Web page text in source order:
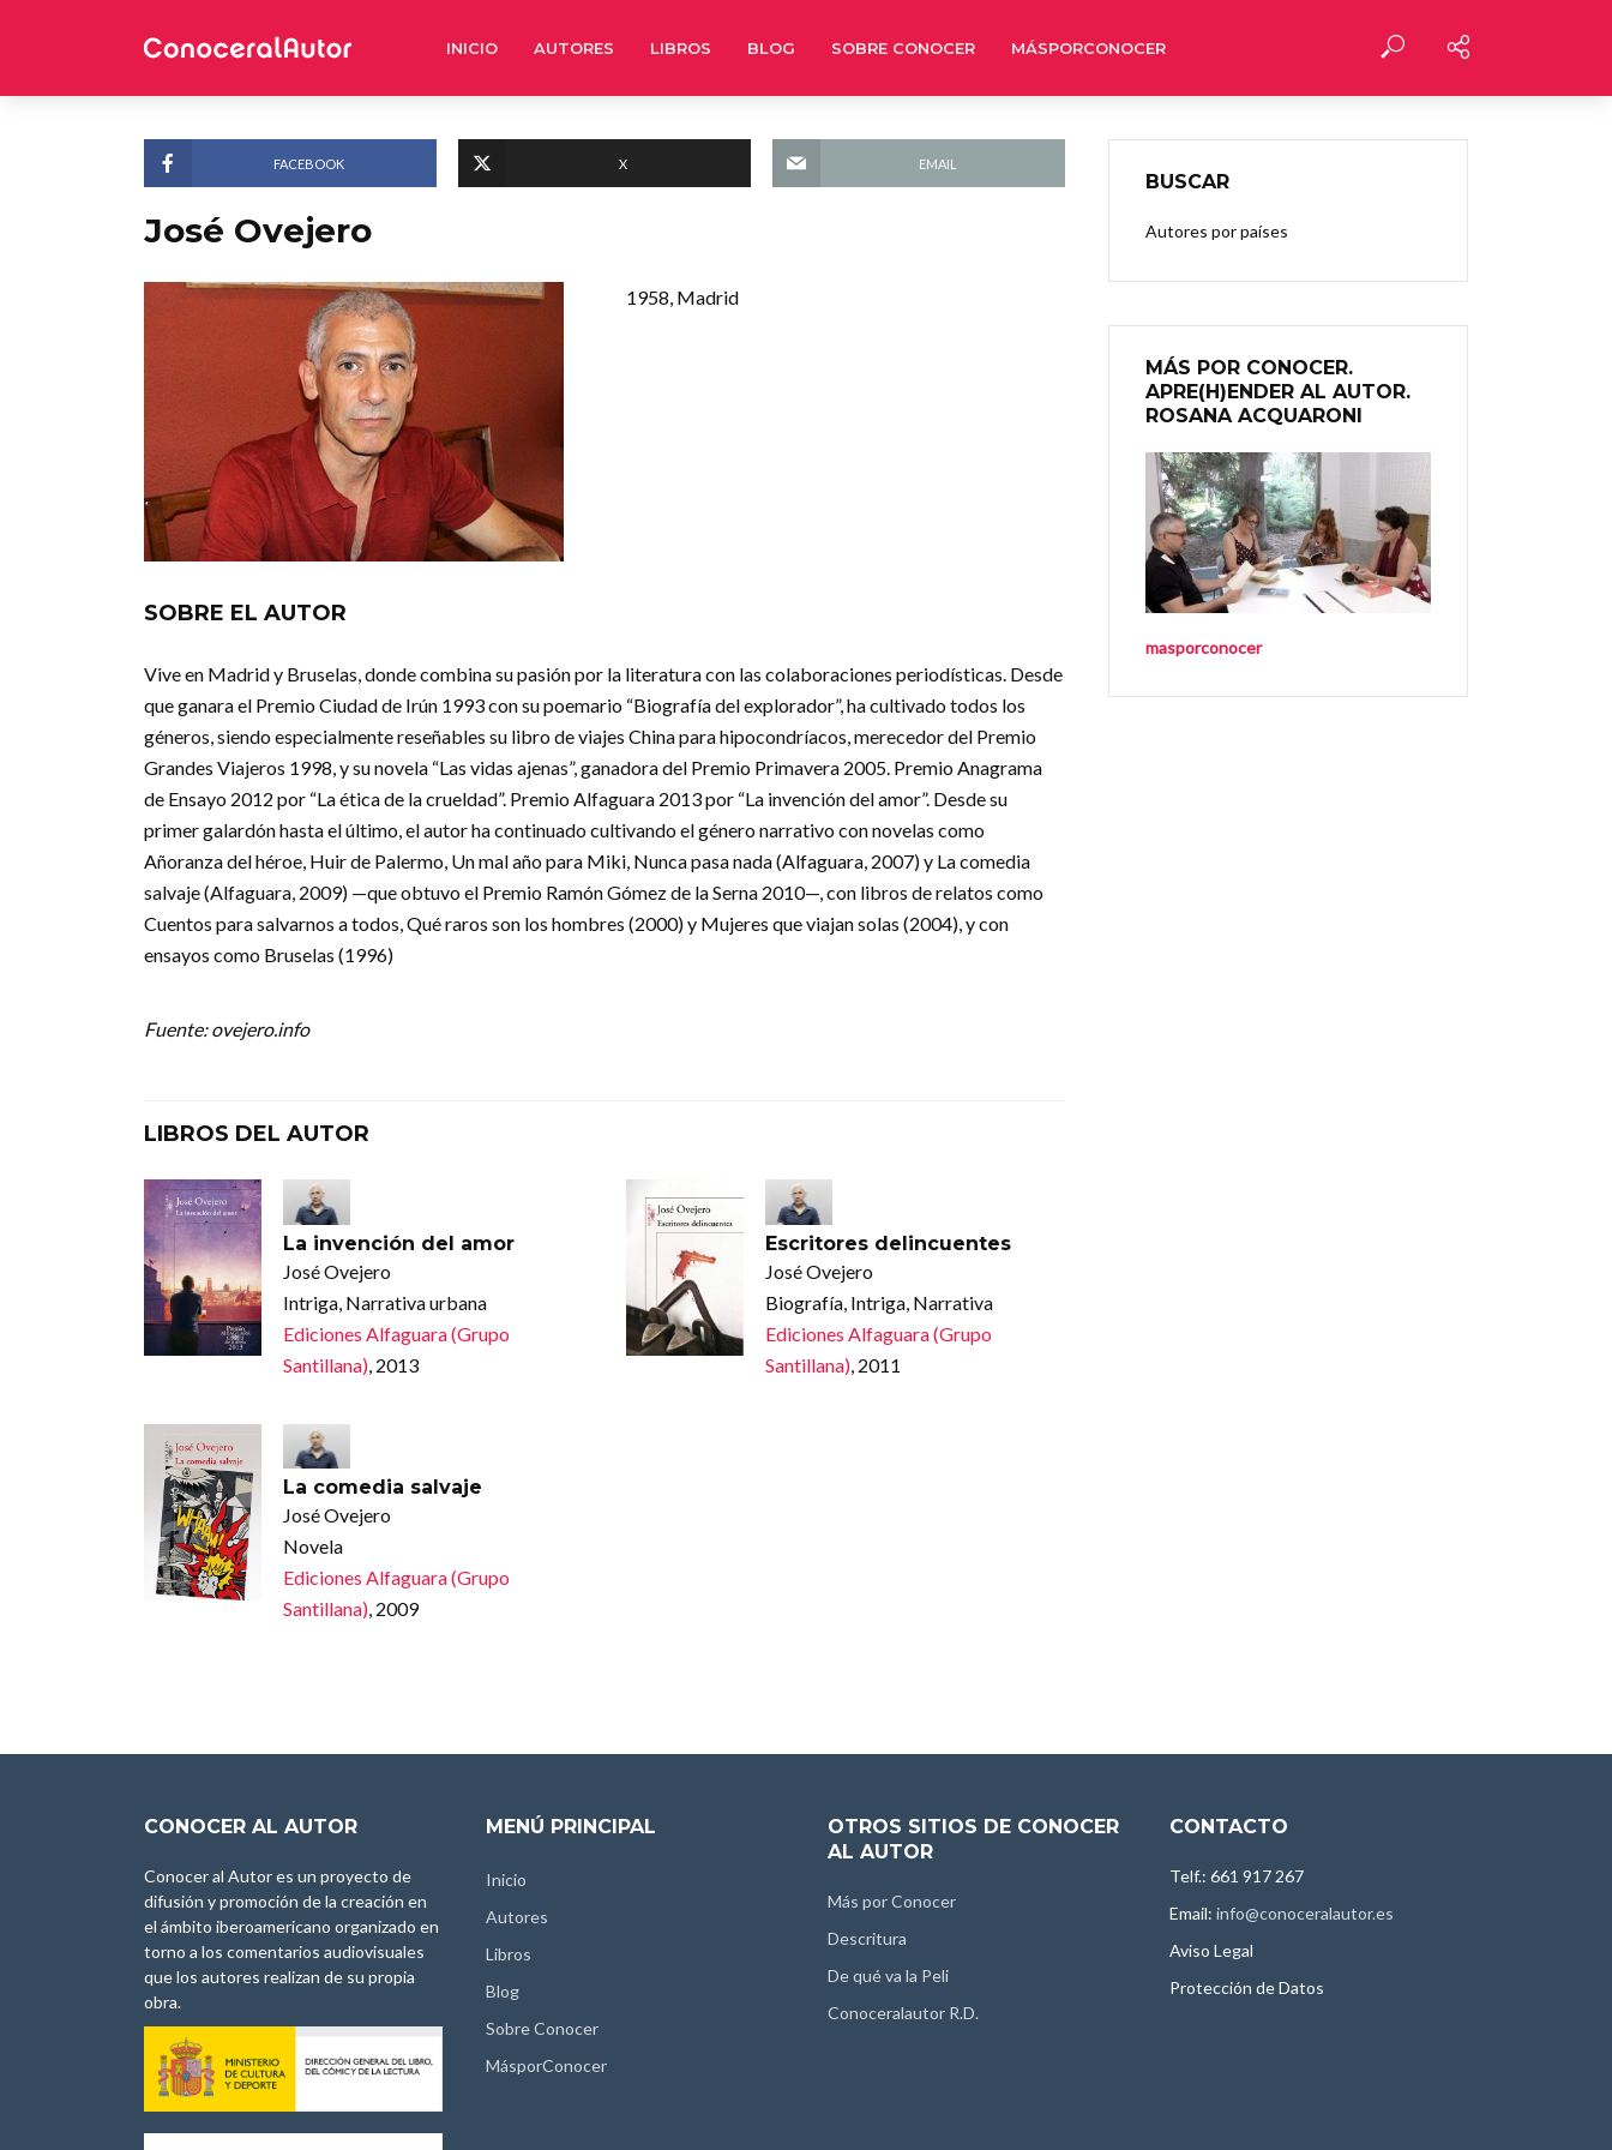
INICIO AUTORES LIBROS BLOG SOBRE CONOCER MÁSPORCONOCER
FACEBOOK X EMAIL
José Ovejero
1958, Madrid
SOBRE EL AUTOR
Vive en Madrid y Bruselas, donde combina su pasión por la literatura con las colaboraciones periodísticas. Desde
que ganara el Premio Ciudad de Irún 1993 con su poemario “Biografía del explorador”, ha cultivado todos los
géneros, siendo especialmente reseñables su libro de viajes China para hipocondríacos, merecedor del Premio
Grandes Viajeros 1998, y su novela “Las vidas ajenas”, ganadora del Premio Primavera 2005. Premio Anagrama
de Ensayo 2012 por “La ética de la crueldad”. Premio Alfaguara 2013 por “La invención del amor”. Desde su
primer galardón hasta el último, el autor ha continuado cultivando el género narrativo con novelas como
Añoranza del héroe, Huir de Palermo, Un mal año para Miki, Nunca pasa nada (Alfaguara, 2007) y La comedia
salvaje (Alfaguara, 2009) —que obtuvo el Premio Ramón Gómez de la Serna 2010—, con libros de relatos como
Cuentos para salvarnos a todos, Qué raros son los hombres (2000) y Mujeres que viajan solas (2004), y con
ensayos como Bruselas (1996)
Fuente: ovejero.info
LIBROS DEL AUTOR
La invención del amor
José Ovejero
Intriga, Narrativa urbana
Ediciones Alfaguara (Grupo
Santillana), 2013
Escritores delincuentes
José Ovejero
Biografía, Intriga, Narrativa
Ediciones Alfaguara (Grupo
Santillana), 2011
La comedia salvaje
José Ovejero
Novela
Ediciones Alfaguara (Grupo
Santillana), 2009
BUSCAR
Autores por países
MÁS POR CONOCER.
APRE(H)ENDER AL AUTOR.
ROSANA ACQUARONI
masporconocer
CONOCER AL AUTOR
Conocer al Autor es un proyecto de
difusión y promoción de la creación en
el ámbito iberoamericano organizado en
torno a los comentarios audiovisuales
que los autores realizan de su propia
obra.
MENÚ PRINCIPAL
Inicio
Autores
Libros
Blog
Sobre Conocer
MásporConocer
OTROS SITIOS DE CONOCER
AL AUTOR
Más por Conocer
Descritura
De qué va la Peli
Conoceralautor R.D.
CONTACTO
Telf.: 661 917 267
Email: info@conoceralautor.es
Aviso Legal
Protección de Datos